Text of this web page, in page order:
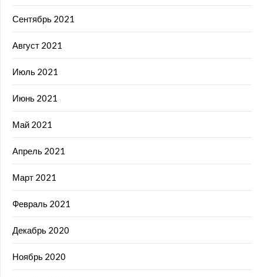
Сентябрь 2021
Август 2021
Июль 2021
Июнь 2021
Май 2021
Апрель 2021
Март 2021
Февраль 2021
Декабрь 2020
Ноябрь 2020